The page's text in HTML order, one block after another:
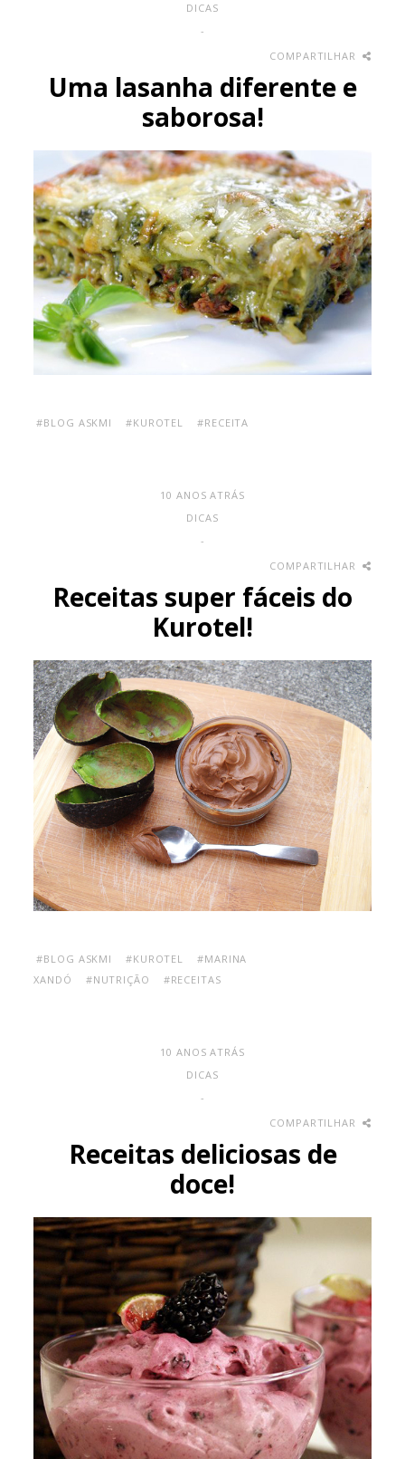
DICAS
-
COMPARTILHAR
Uma lasanha diferente e
saborosa!
#BLOG ASKMI #KUROTEL #RECEITA
10 ANOS ATRÁS
DICAS
-
COMPARTILHAR
Receitas super fáceis do
Kurotel!
#BLOG ASKMI #KUROTEL
#MARINA
XANDÓ
#NUTRIÇÃO #RECEITAS
10 ANOS ATRÁS
DICAS
-
COMPARTILHAR
Receitas deliciosas de
doce!